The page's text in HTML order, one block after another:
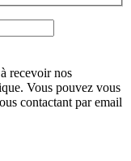
recevoir nos
Vous pouvez vous
contactant par email